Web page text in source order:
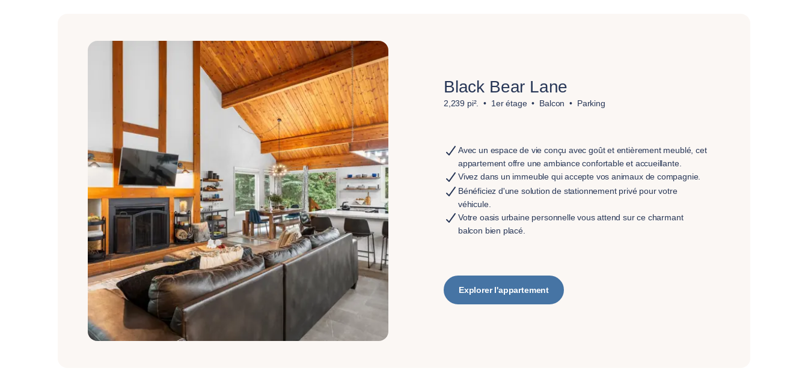
Black Bear Lane
2,239 pi². 1er étage Balcon Parking
Avec un espace de vie conçu avec goût et entièrement meublé, cet
appartement offre une ambiance confortable et accueillante.
Vivez dans un immeuble qui accepte vos animaux de compagnie.
Bénéficiez d'une solution de stationnement privé pour votre
véhicule.
Votre oasis urbaine personnelle vous attend sur ce charmant
balcon bien placé.
Explorer l'appartement